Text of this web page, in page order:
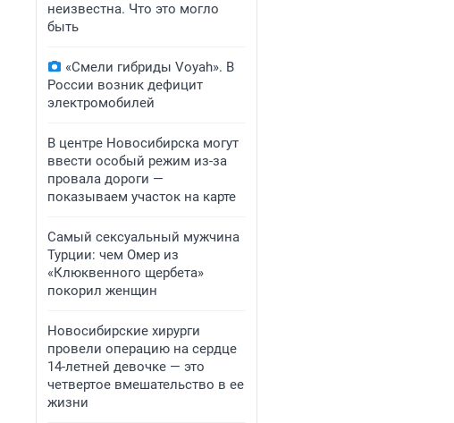
неизвестна. Что это могло
быть
«Смели гибриды Voyah». В
России возник дефицит
электромобилей
В центре Новосибирска могут
ввести особый режим из-за
провала дороги —
показываем участок на карте
Самый сексуальный мужчина
Турции: чем Омер из
«Клюквенного щербета»
покорил женщин
Новосибирские хирурги
провели операцию на сердце
14-летней девочке — это
четвертое вмешательство в ее
жизни